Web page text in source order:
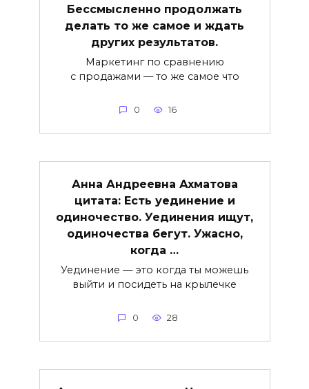
Бессмысленно продолжать
делать то же самое и ждать
других результатов.
Маркетинг по сравнению
с продажами — то же самое что
0 16
Анна Андреевна Ахматова
цитата: Есть уединение и
одиночество. Уединения ищут,
одиночества бегут. Ужасно,
когда …
Уединение — это когда ты можешь
выйти и посидеть на крылечке
0 28